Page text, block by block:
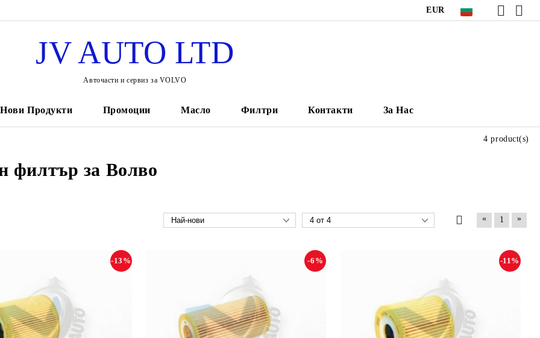
EUR
JV AUTO LTD
Авточасти и сервиз за VOLVO
Нови Продукти Промоции Масло Филтри Контакти За Нас
филтър за Волво
4 product(s)
« 1 »
-13% -6% -11%